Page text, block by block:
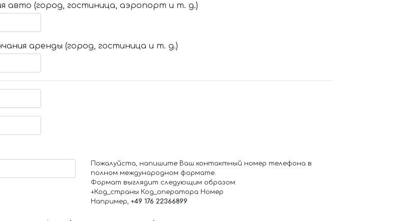
авто (город, гостиница, аэропорт и т. д.)
аренды (город, гостиница и т. д.)
Пожалуйста, напишите Ваш контактный номер телефона в
полном международном формате.
Формат выглядит следующим образом:
+Код_страны Код_оператора Номер
Например, +49 176 22366899